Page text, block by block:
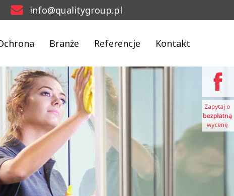
info@qualitygroup.pl
Branże Referencje Kontakt